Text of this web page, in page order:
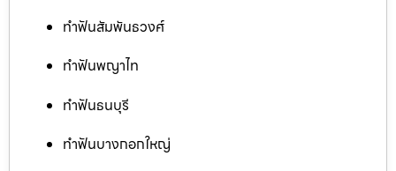
ทำฟันสัมพันธวงศ์
ทำฟันพญาไท
ทำฟันธนบุรี
ทำฟันบางกอกใหญ่